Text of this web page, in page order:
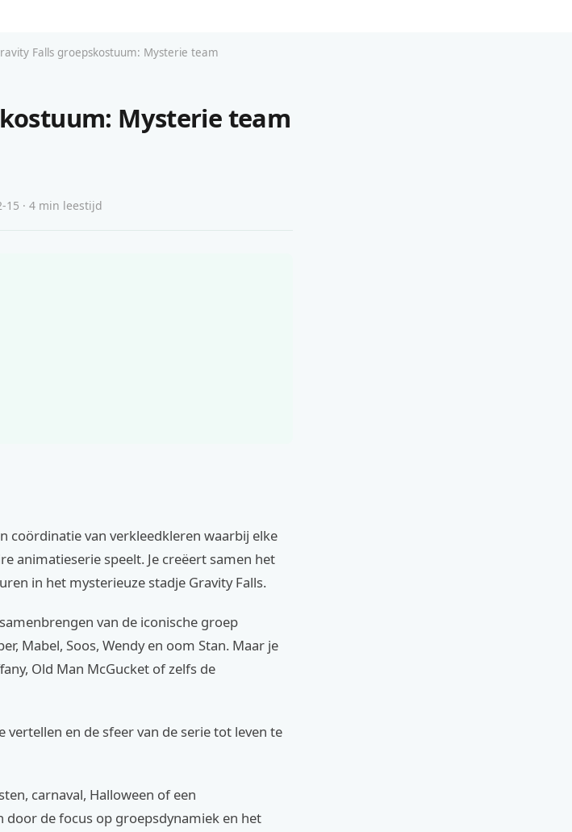
Falls groepskostuum: Mysterie team
Mysterie team
15 · 4 min leestijd
coördinatie van verkleedkleren waarbij elke
animatieserie speelt. Je creëert samen het
in het mysterieuze stadje Gravity Falls.
van de iconische groep
Mabel, Soos, Wendy en oom Stan. Maar je
Old Man McGucket of zelfs de
vertellen en de sfeer van de serie tot leven te
carnaval, Halloween of een
de focus op groepsdynamiek en het